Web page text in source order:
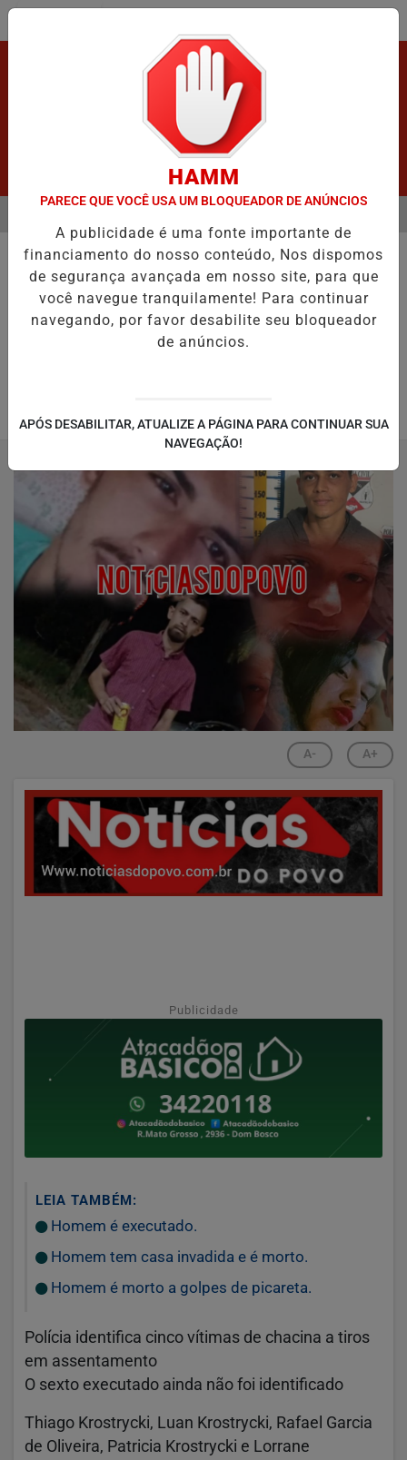
EM ALTA
HOMICÍDIO
PM identifica cinco vítimas de
chacina a tiros em assentamento
Todas foram mortas a tiros e o crime teria
04/03/2025 07:47 04/03/2025 07:50
A- A+
Publicidade
LEIA TAMBÉM:
Homem é executado.
Homem tem casa invadida e é morto.
Homem é morto a golpes de picareta.
Polícia identifica cinco vítimas de chacina a tiros
em assentamento
O sexto executado ainda não foi identificado
Thiago Krostrycki, Luan Krostrycki, Rafael Garcia
de Oliveira, Patricia Krostrycki e Lorrane
HAMM
PARECE QUE VOCÊ USA UM BLOQUEADOR DE ANÚNCIOS
A publicidade é uma fonte importante de
financiamento do nosso conteúdo, Nos dispomos
de segurança avançada em nosso site, para que
você navegue tranquilamente! Para continuar
navegando, por favor desabilite seu bloqueador
de anúncios.
APÓS DESABILITAR, ATUALIZE A PÁGINA PARA CONTINUAR SUA
NAVEGAÇÃO!